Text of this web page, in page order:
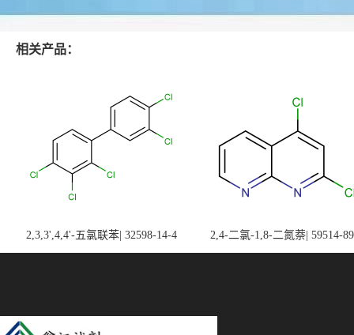
相关产品：
2,3,3',4,4'-五氯联苯| 32598-14-4 2,4-二氯-1,8-二氮萘| 59514-